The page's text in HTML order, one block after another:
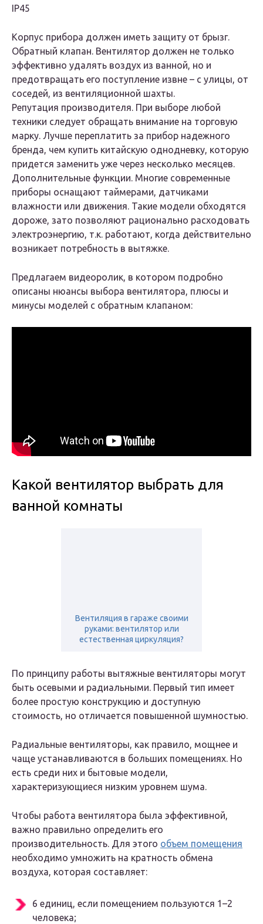
IP45
Корпус прибора должен иметь защиту от брызг.
Обратный клапан. Вентилятор должен не только
эффективно удалять воздух из ванной, но и
предотвращать его поступление извне – с улицы, от
соседей, из вентиляционной шахты.
Репутация производителя. При выборе любой
техники следует обращать внимание на торговую
марку. Лучше переплатить за прибор надежного
бренда, чем купить китайскую однодневку, которую
придется заменить уже через несколько месяцев.
Дополнительные функции. Многие современные
приборы оснащают таймерами, датчиками
влажности или движения. Такие модели обходятся
дороже, зато позволяют рационально расходовать
электроэнергию, т.к. работают, когда действительно
возникает потребность в вытяжке.
Предлагаем видеоролик, в котором подробно
описаны нюансы выбора вентилятора, плюсы и
минусы моделей с обратным клапаном:
Какой вентилятор выбрать для
ванной комнаты
Вентиляция в гараже своими
руками: вентилятор или
естественная циркуляция?
По принципу работы вытяжные вентиляторы могут
быть осевыми и радиальными. Первый тип имеет
более простую конструкцию и доступную
стоимость, но отличается повышенной шумностью.
Радиальные вентиляторы, как правило, мощнее и
чаще устанавливаются в больших помещениях. Но
есть среди них и бытовые модели,
характеризующиеся низким уровнем шума.
Чтобы работа вентилятора была эффективной,
важно правильно определить его
производительность. Для этого объем помещения
необходимо умножить на кратность обмена
воздуха, которая составляет:
6 единиц, если помещением пользуются 1–2
человека;